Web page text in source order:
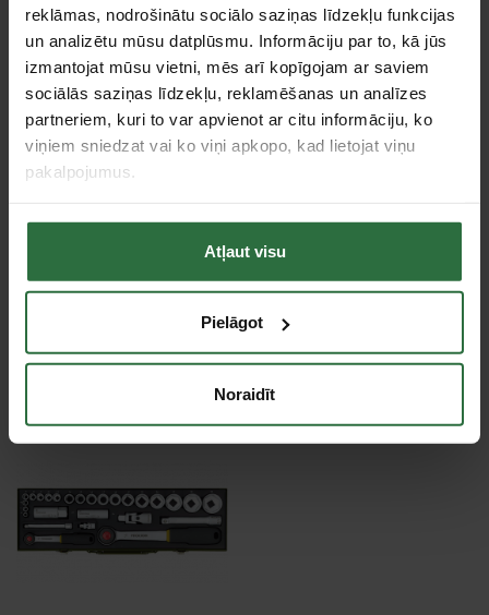
reklāmas, nodrošinātu sociālo saziņas līdzekļu funkcijas
un analizētu mūsu datplūsmu. Informāciju par to, kā jūs
izmantojat mūsu vietni, mēs arī kopīgojam ar saviem
sociālās saziņas līdzekļu, reklamēšanas un analīzes
partneriem, kuri to var apvienot ar citu informāciju, ko
viņiem sniedzat vai ko viņi apkopo, kad lietojat viņu
pakalpojumus.
Atļaut visu
Pielāgot
Noraidīt
Piemērots visiem parastajiem izmēriem no 6 mm līdz 32 mm
diametrā. Tāpat ir 16 mm un 21 mm muciņas aizdedzes svecēm.
Specifikācija
Stiprinājuma kvadrāts
1/2"
Tips
Apskatītie produkti